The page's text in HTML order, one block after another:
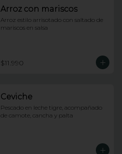
Arroz con mariscos
Arroz estilo arrisotado con saltado de
mariscos en salsa
$11.990
Ceviche
Pescado en leche tigre, acompañado
de camote, cancha y palta